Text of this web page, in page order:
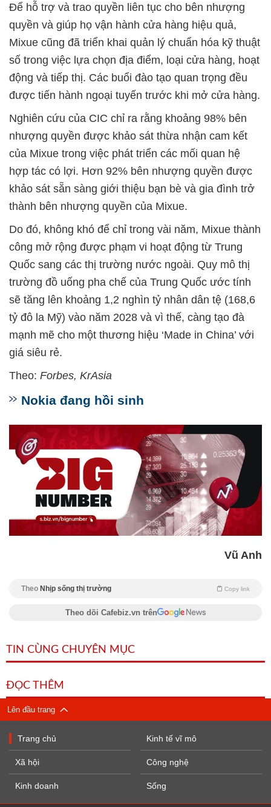
Để hỗ trợ và trao quyền liên tục cho bên nhượng
quyền và giúp họ vận hành cửa hàng hiệu quả,
Mixue cũng đã triển khai quản lý chuẩn hóa kỹ thuật
số trong việc lựa chọn địa điểm, loại cửa hàng, hoạt
động và tiếp thị. Các buổi đào tạo quan trọng đều
được tiến hành ngoại tuyến trước khi mở cửa hàng.
Nghiên cứu của CIC chỉ ra rằng khoảng 98% bên
nhượng quyền được khảo sát thừa nhận cam kết
của Mixue trong việc phát triển các mối quan hệ
hợp tác có lợi. Hơn 92% bên nhượng quyền được
khảo sát sẵn sàng giới thiệu bạn bè và gia đình trở
thành bên nhượng quyền của Mixue.
Do đó, không khó để chỉ trong vài năm, Mixue thành
công mở rộng được phạm vi hoạt động từ Trung
Quốc sang các thị trường nước ngoài. Quy mô thị
trường đồ uống pha chế của Trung Quốc ước tính
sẽ tăng lên khoảng 1,2 nghìn tỷ nhân dân tệ (168,6
tỷ đô la Mỹ) vào năm 2028 và vì thế, càng tạo đà
mạnh mẽ cho một thương hiệu ‘Made in China’ với
giá siêu rẻ.
Theo: Forbes, KrAsia
Nokia đang hồi sinh
Vũ Anh
Theo Nhịp sống thị trường Copy link
Theo dõi Cafebiz.vn trên
TIN CÙNG CHUYÊN MỤC
ĐỌC THÊM
Lên đầu trang
Trang chủ
Xã hội
Kinh doanh
Kinh tế vĩ mô
Công nghệ
Sống